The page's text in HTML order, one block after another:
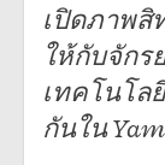
เปิดภาพสิ
ให้กับจัก
เทคโนโล
กันใน